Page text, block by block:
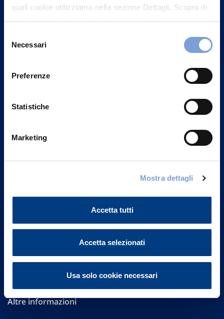
quali cookie utilizziamo nella sezione Dettagli. Scopra di
può trovare nel footer del sito nella sezione "Informativa
delNecessari
Preferenze
Statistiche
Marketing
Mostra dettagli
Accetta tutti
Accetta selezionati
Usa solo cookie necessari
FAQ
Governance
Investor Relations
Altre informazioni